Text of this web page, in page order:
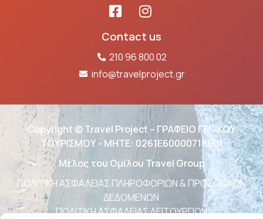
Contact us
210 96 800 02
info@travelproject.gr
Copyright © Travel Project – ΓΡΑΦΕΙΟ ΓΕΝΙΚΟΥ
ΤΟΥΡΙΣΜΟΥ - ΜΗΤΕ: 0261Ε60000718601
Μέλος του Ομίλου Travel Group
ΠΟΛΙΤΙΚΗ ΑΣΦΑΛΕΙΑΣ ΠΛΗΡΟΦΟΡΙΩΝ & ΠΡΟΣΩΠΙΚΩΝ
ΔΕΔΟΜΕΝΩΝ
ΠΟΛΙΤΙΚΗ ΑΣΦΑΛΕΙΑΣ ΛΕΙΤΟΥΡΓΙΩΝ